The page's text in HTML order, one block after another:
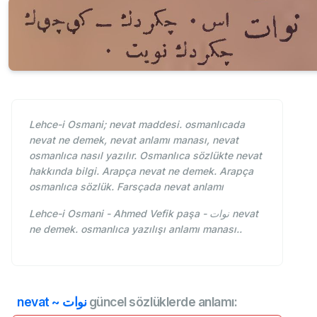
Lehce-i Osmani; nevat maddesi. osmanlıcada
nevat ne demek, nevat anlamı manası, nevat
osmanlıca nasıl yazılır. Osmanlıca sözlükte nevat
hakkında bilgi. Arapça nevat ne demek. Arapça
osmanlıca sözlük. Farsçada nevat anlamı
Lehce-i Osmani - Ahmed Vefik paşa - نوات nevat
ne demek. osmanlıca yazılışı anlamı manası..
nevat ~ نواتgüncel sözlüklerde anlamı: